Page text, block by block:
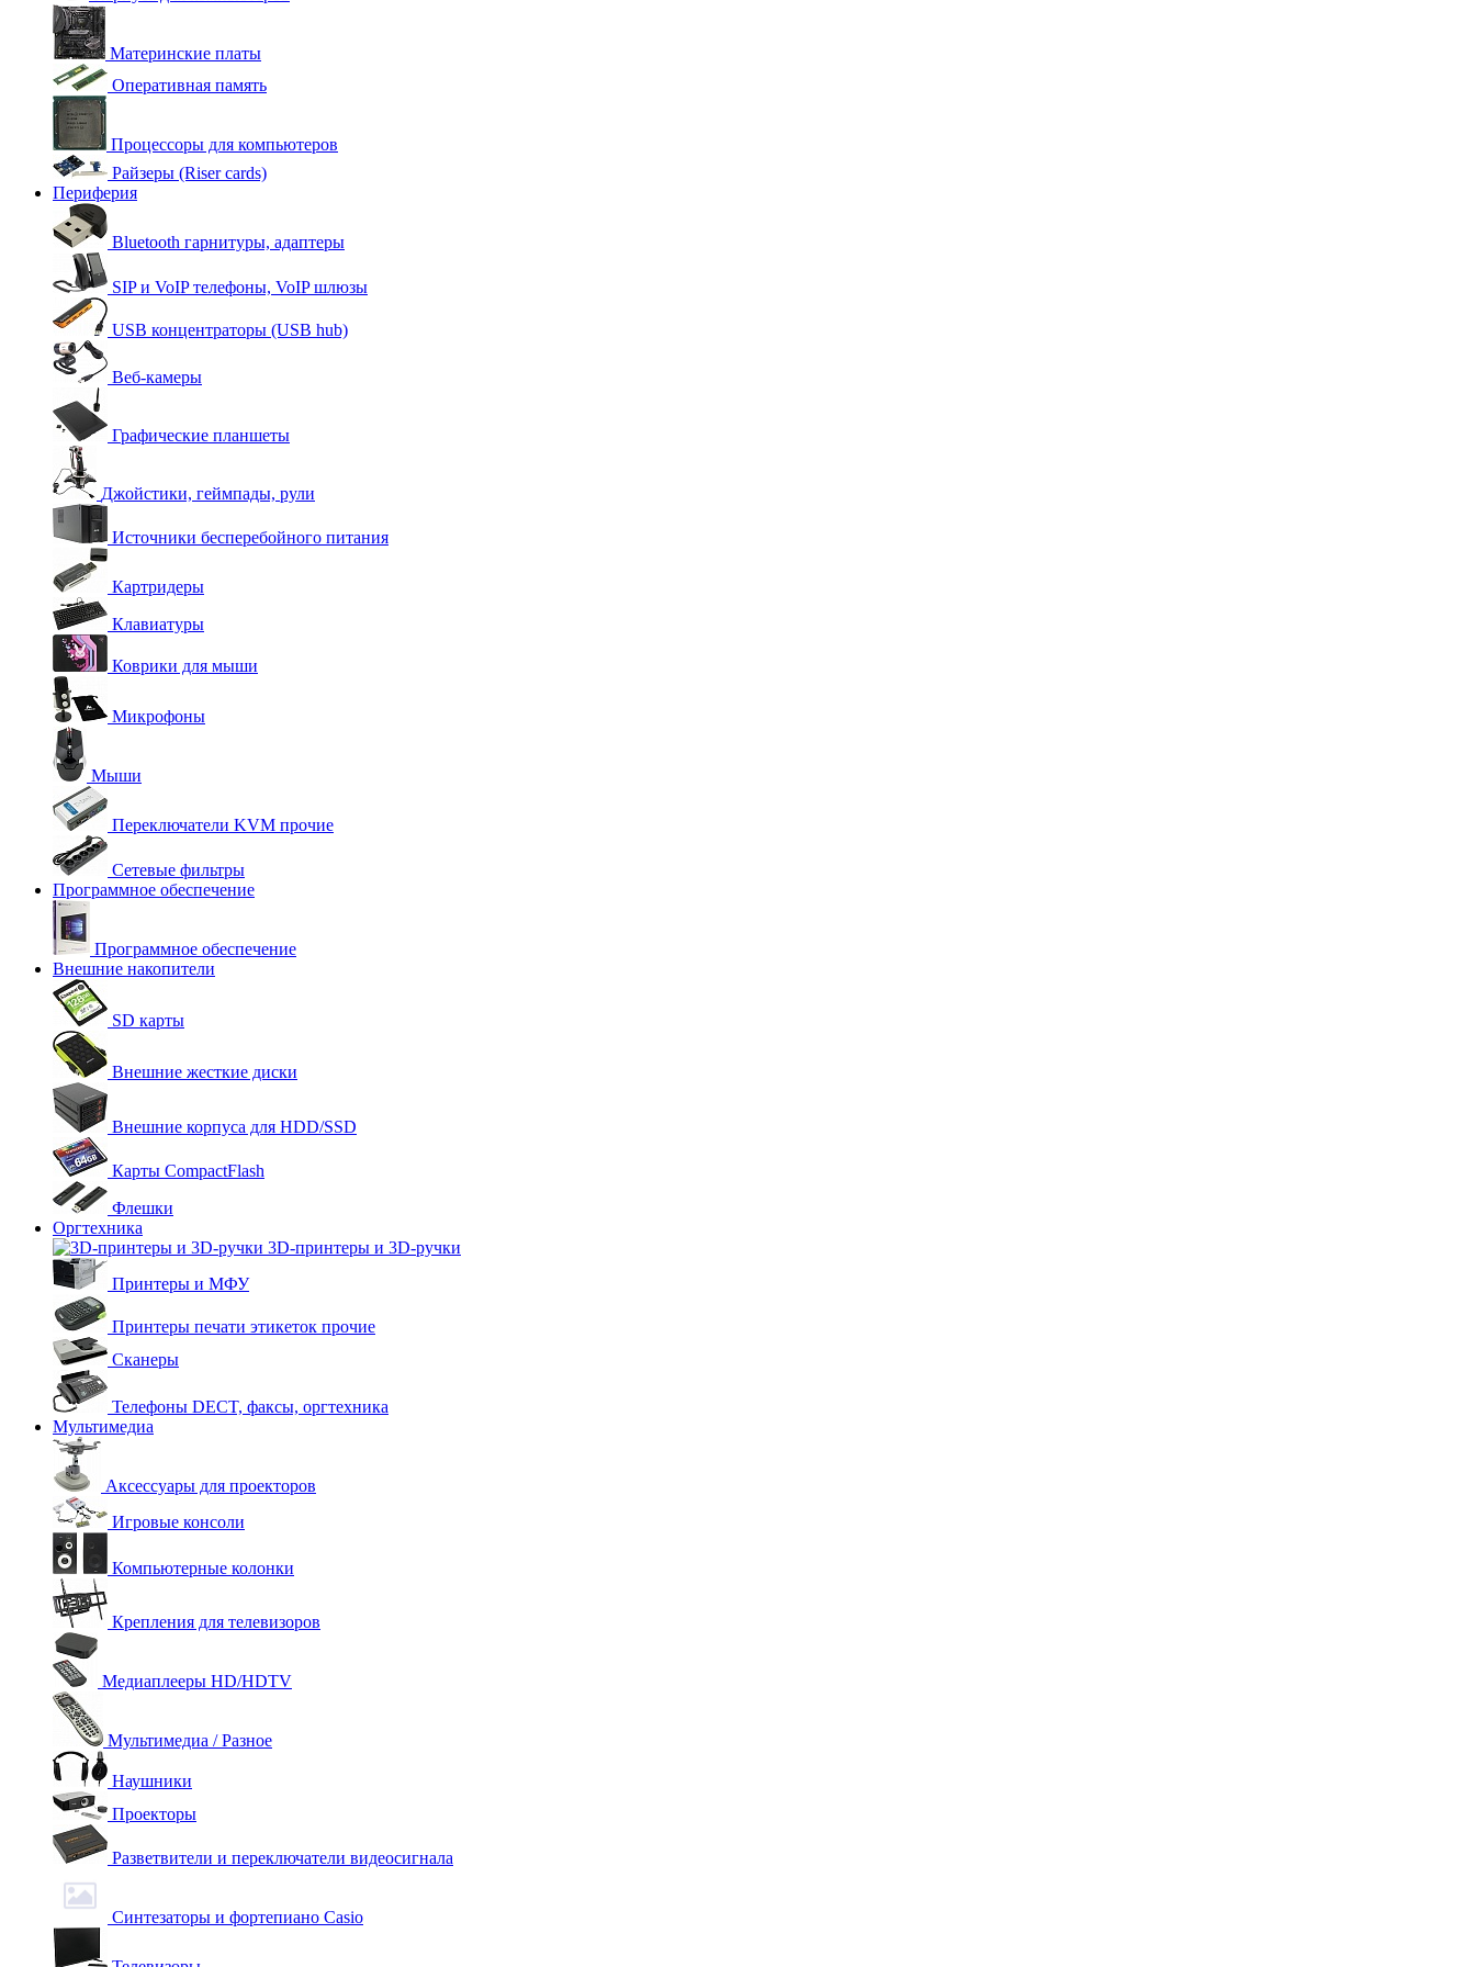
Материнские платы
Оперативная память
Процессоры для компьютеров
Райзеры (Riser cards)
Периферия
Bluetooth гарнитуры, адаптеры
SIP и VoIP телефоны, VoIP шлюзы
USB концентраторы (USB hub)
Веб-камеры
Графические планшеты
Джойстики, геймпады, рули
Источники бесперебойного питания
Картридеры
Клавиатуры
Коврики для мыши
Микрофоны
Мыши
Переключатели KVM прочие
Сетевые фильтры
Программное обеспечение
Программное обеспечение
Внешние накопители
SD карты
Внешние жесткие диски
Внешние корпуса для HDD/SSD
Карты CompactFlash
Флешки
Оргтехника
3D-принтеры и 3D-ручки
Принтеры и МФУ
Принтеры печати этикеток прочие
Сканеры
Телефоны DECT, факсы, оргтехника
Мультимедиа
Аксессуары для проекторов
Игровые консоли
Компьютерные колонки
Крепления для телевизоров
Медиаплееры HD/HDTV
Мультимедиа / Разное
Наушники
Проекторы
Разветвители и переключатели видеосигнала
Синтезаторы и фортепиано Casio